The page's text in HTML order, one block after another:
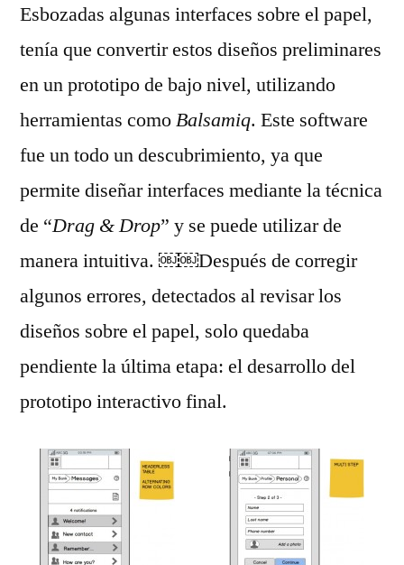
Esbozadas algunas interfaces sobre el papel,
tenía que convertir estos diseños preliminares
en un prototipo de bajo nivel, utilizando
herramientas comoBalsamiq. Este software
fue un todo un descubrimiento, ya que
permite diseñar interfaces mediante la técnica
de “Drag & Drop” y se puede utilizar de
manera intuitiva. ￼￼Después de corregir
algunos errores, detectados al revisar los
diseños sobre el papel, solo quedaba
pendiente la última etapa: el desarrollo del
prototipo interactivo final.